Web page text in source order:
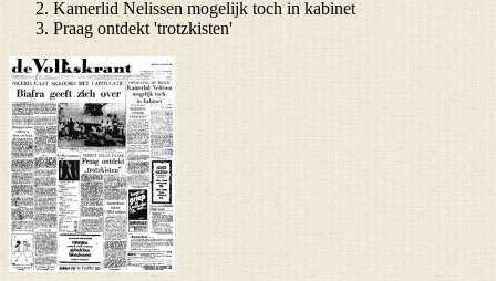
Kamerlid Nelissen mogelijk toch in kabinet
Praag ontdekt 'trotzkisten'